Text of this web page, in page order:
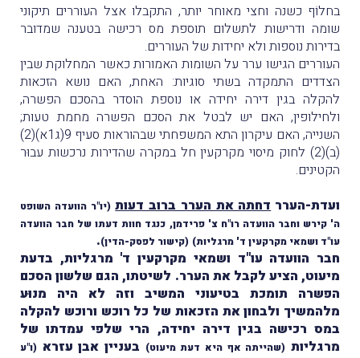
בחלוֹף כשנה וחצי מאוחר יותר, התקבלו אצל העוררים תיקוני
שומה ודרישות לתשלום תוספת מס רכישה בטענה שמדובר
בדירות נוספות ולא יחידות של העוררים.
העוררים הגישו ערר על השומות האמורות כאשר המחלוקת שבין
הצדדים התמקדה בשתי סוגיות: האחת, האם נושא הזכאות
להקלה בגין דירה יחידה או נוספת הוסדר בהסכם הפשרה,
ולחילופין, האם יש לבטל את הסכם הפשרה מחמת טעות;
השנייה, האם עיקרון התא המשפחתי שבהוראות סעיף 9(ג1א)(2)
(ב)(2) לחוק מיסוי מקרקעין חל במקרה שהדירות נרכשות עבוּר
הקטינים.
ועדת-הערר דחתה את הערר ברוב דעות (יו"ר הוועדה השופט
ה' קירש וחבר הוועדה רו"ח צ' פרידמן, כנגד חוות דעתו של חבר הוועדה
עו"ד ושמאי מקרקעין ד' מרגליות) (קישור לפסק-הדין)
.
חבר הוועדה עו"ד ושמאי מקרקעין ד' מרגליות, בדעת
מיעוט, הציע לקבל את הערר. לשיטתו, הגם שלשון הסכם
הפשרה תומכת בטיעוני המשיב וזה לא היה מנוּע
מלהמשיך ולבחון את הזכאות של כל רוכש ורוכש להקלה
במס רכישה בגין דירה יחידה, הרי שלפי עמדתו של
מרגליות (שהייתה אף היא דעת מיעוט) בעניין אבן עזרא (ו"ע